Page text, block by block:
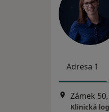
Adresa 1
Zámek
Klinická